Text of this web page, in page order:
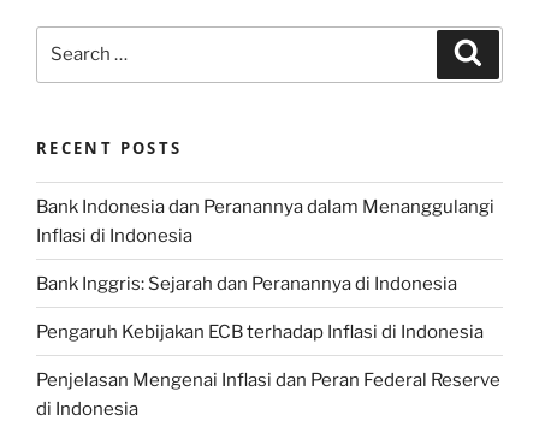
RECENT POSTS
Bank Indonesia dan Peranannya dalam Menanggulangi
Inflasi di Indonesia
Bank Inggris: Sejarah dan Peranannya di Indonesia
Pengaruh Kebijakan ECB terhadap Inflasi di Indonesia
Penjelasan Mengenai Inflasi dan Peran Federal Reserve
di Indonesia